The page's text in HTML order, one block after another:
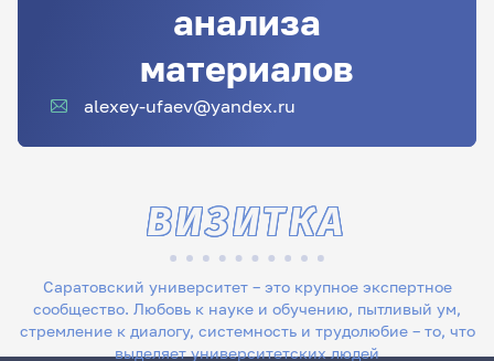
анализа
материалов
alexey-ufaev@yandex.ru
Саратовский университет – это крупное экспертное
сообщество. Любовь к науке и обучению, пытливый ум,
стремление к диалогу, системность и трудолюбие – то, что
выделяет университетских людей
ВИЗИТКА